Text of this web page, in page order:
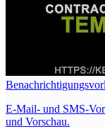
E‑Mail‑ und
und Vorschau.